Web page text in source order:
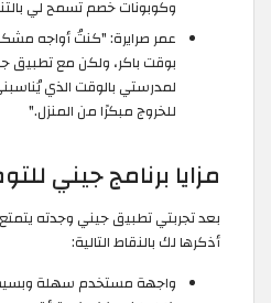
وكوبونات خصم تسمح لي
عمر صرايرة: "كنتُ أواجه
بوقت باكر، ولكن مع تطبيق
لمدرستي بالوقت الذي
للخروج مبكرًا من المنزل."
مزايا برنامج جيني
بعد تجربتي تطبيق جيني وجدته يتمتع
أذكرها لك بالنقاط التالية:
واجهة مستخدم سهلة